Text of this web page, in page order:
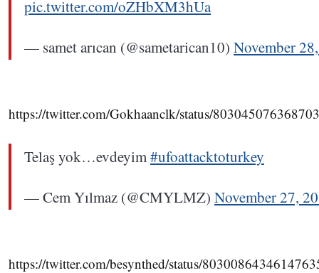
pic.twitter.com/oZHbXM3hUa
— samet arıcan (@sametarican10) November
https://twitter.com/Gokhaanclk/status/
Telaş yok…evdeyim#ufoattacktoturkey
— Cem Yılmaz (@CMYLMZ) November 27,
https://twitter.com/besynthed/status/